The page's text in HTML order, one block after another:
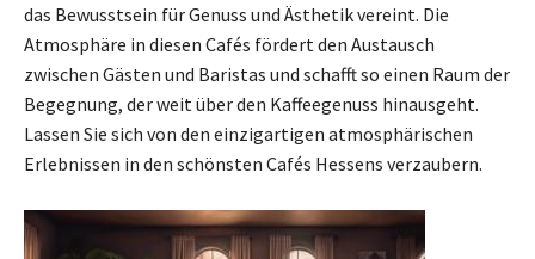
das Bewusstsein für Genuss und Ästhetik vereint. Die
Atmosphäre in diesen Cafés fördert den Austausch
zwischen Gästen und Baristas und schafft so einen Raum der
Begegnung, der weit über den Kaffeegenuss hinausgeht.
Lassen Sie sich von den einzigartigen atmosphärischen
Erlebnissen in den schönsten Cafés Hessens verzaubern.